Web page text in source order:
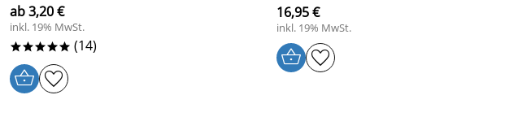
ab 3,20 €
inkl. 19% MwSt.
***** (14)
16,95 €
inkl. 19% MwSt.